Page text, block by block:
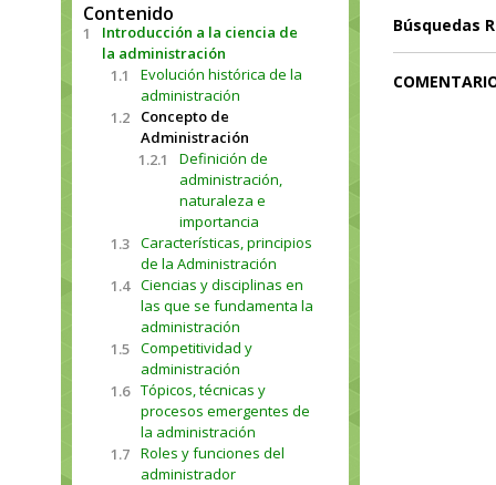
Contenido
1
Introducción a la ciencia de
la administración
1.1
Evolución histórica de la
administración
1.2
Concepto de
Administración
1.2.1
Definición de
administración,
naturaleza e
importancia
1.3 Características, principios
de la Administración
1.4 Ciencias y disciplinas en
las que se fundamenta la
administración
1.5 Competitividad y
administración
1.6 Tópicos, técnicas y
procesos emergentes de
la administración
1.7 Roles y funciones del
administrador
Búsquedas